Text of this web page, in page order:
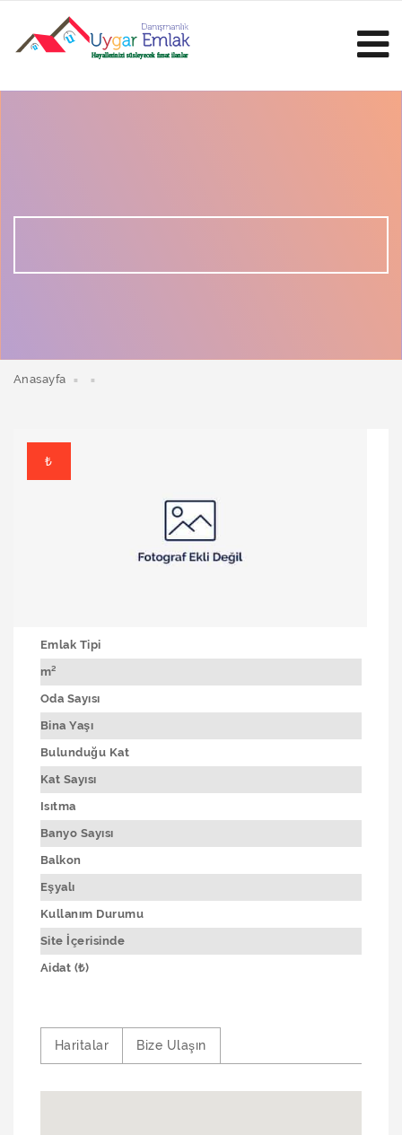
Anasayfa
₺
Emlak Tipi
m²
Oda Sayısı
Bina Yaşı
Bulunduğu Kat
Kat Sayısı
Isıtma
Banyo Sayısı
Balkon
Eşyalı
Kullanım Durumu
Site İçerisinde
Aidat (₺)
Haritalar Bize Ulaşın